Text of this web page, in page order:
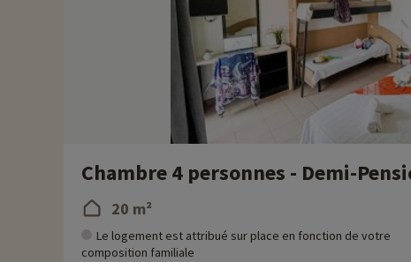
Chambre 4 personnes - Demi-
20 m²
Le logement est attribué sur place en fonction de votre
composition familiale